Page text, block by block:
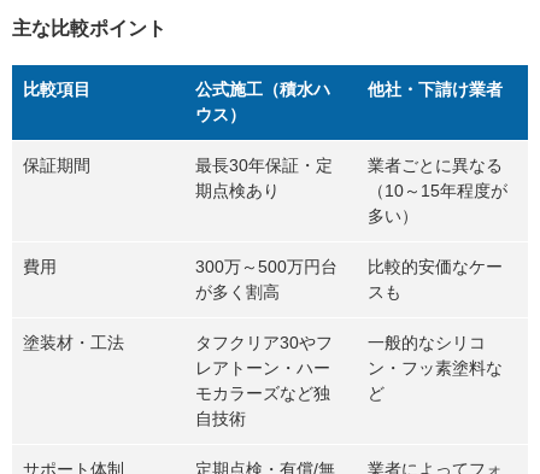
主な比較ポイント
比較項目
公式施工（積水ハ
ウス）
他社・下請け業者
保証期間
最長30年保証・定
期点検あり
業者ごとに異なる
（10～15年程度が
多い）
費用
300万～500万円台
が多く割高
比較的安価なケー
スも
塗装材・工法
タフクリア30やフ
レアトーン・ハー
モカラーズなど独
自技術
一般的なシリコ
ン・フッ素塗料な
ど
サポート体制
定期点検・有償/無
業者によってフォ